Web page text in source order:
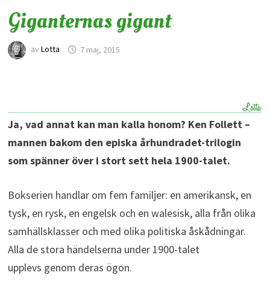
Giganternas gigant
av Lotta 7 maj, 2015
Ja, vad annat kan man kalla honom? Ken Follett –
mannen bakom den episka århundradet-trilogin
som spänner över i stort sett hela 1900-talet.
Bokserien handlar om fem familjer: en amerikansk, en
tysk, en rysk, en engelsk och en walesisk, alla från olika
samhällsklasser och med olika politiska åskådningar.
Alla de stora händelserna under 1900-talet
upplevs genom deras ögon.